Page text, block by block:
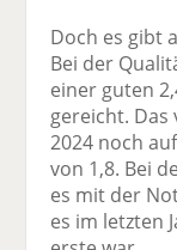
Doch es gibt
Bei der
einer guten
gereicht.
2024 noch
von 1,8. Bei
es mit der
es im letzten